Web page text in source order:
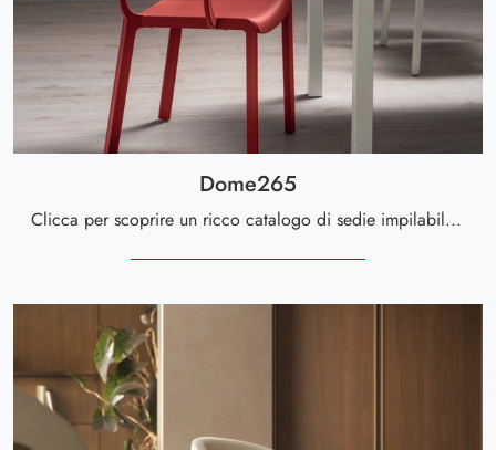
Dome265
Clicca per scoprire un ricco catalogo di sedie impilabili per stanze moderne: il modello Dome265 di Scavolini ti attende!